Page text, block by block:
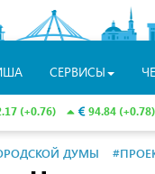
СЕРВИСЫ
(+0.76) 94.84 (+0.78)
ДУМЫ